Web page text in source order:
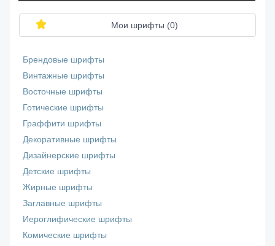
Мои шрифты (0)
Брендовые шрифты
Винтажные шрифты
Восточные шрифты
Готические шрифты
Граффити шрифты
Декоративные шрифты
Дизайнерские шрифты
Детские шрифты
Жирные шрифты
Заглавные шрифты
Иероглифические шрифты
Комические шрифты